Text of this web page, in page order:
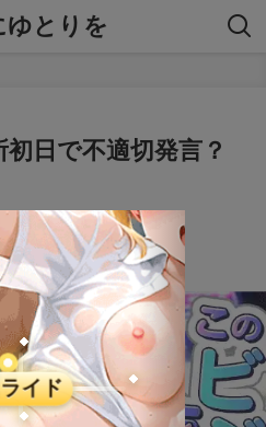
ゆとりを
日で不適切発言？
が含まれています。